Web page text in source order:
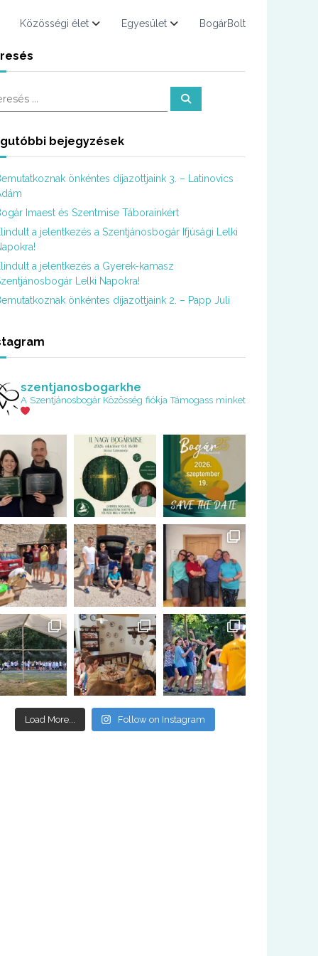
Közösségi élet Egyesület BogárBolt
K
bejegyzések
önkéntes díjazottjaink 3. – Latinovics
Imaest és Szentmise Táborainkért
a jelentkezés a Szentjánosbogár Ifjúsági Lelki
a jelentkezés a Gyerek-kamasz
Lelki Napokra!
önkéntes díjazottjaink 2. – Papp Juli
szentjanosbogarkhe
A Szentjánosbogár Közösség fiókja Támogass minket
Load More... Follow on Instagram